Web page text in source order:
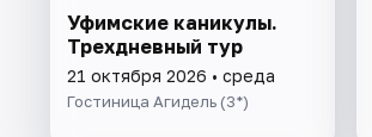
Уфимские каникулы.
Трехдневный тур
21 октября 2026 • среда
Гостиница Агидель (3*)